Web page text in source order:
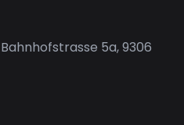
5a, 9306